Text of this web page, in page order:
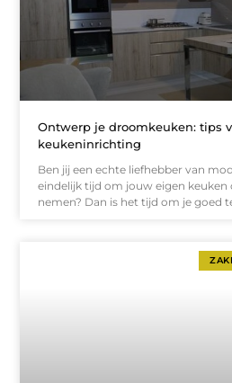
Ontwerp je droomkeuken: tips
keukeninrichting
Ben jij een echte liefhebber van
eindelijk tijd om jouw eigen keuken
nemen? Dan is het tijd om je goed